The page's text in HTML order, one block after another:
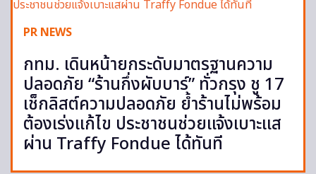
PR NEWS
กทม. เดินหน้ายกระดับมาตรฐานความ
ปลอดภัย “ร้านกึ่งผับบาร์” ทั่วกรุง ชู 17
เช็กลิสต์ความปลอดภัย ย้ำร้านไม่พร้อม
ต้องเร่งแก้ไข ประชาชนช่วยแจ้งเบาะแส
ผ่าน Traffy Fondue ได้ทันที